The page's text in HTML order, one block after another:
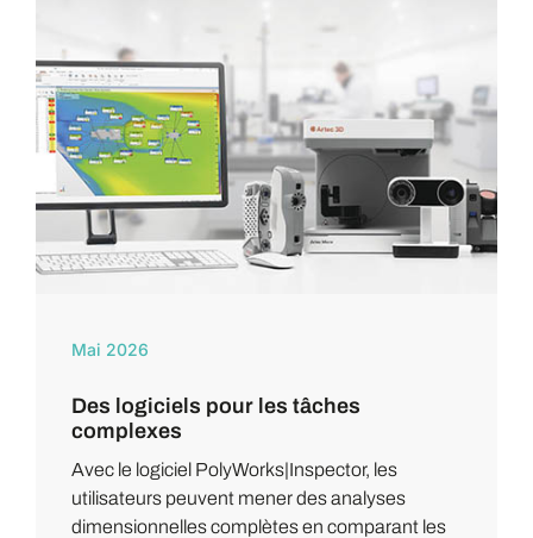
Mai 2026
Des logiciels pour les tâches
complexes
Avec le logiciel PolyWorks|Inspector, les
utilisateurs peuvent mener des analyses
dimensionnelles complètes en comparant les